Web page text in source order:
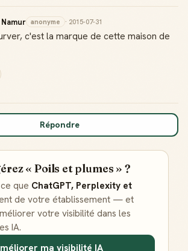
Namur anonyme · 2015-07-31
c'est la marque de cette maison de
Répondre
« Poils et plumes » ?
que ChatGPT, Perplexity et
de votre établissement — et
votre visibilité dans les
IA.
ma visibilité IA
Guide Local